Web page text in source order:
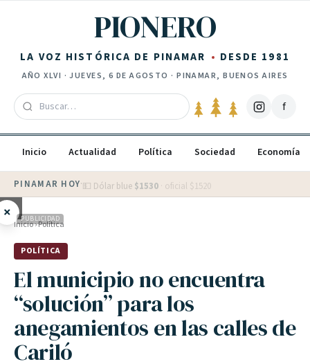
PIONERO
LA VOZ HISTÓRICA DE PINAMAR DESDE 1981
AÑOXLVI ·JUEVES, 6 DE AGOSTO · PINAMAR, BUENOS AIRES
f
Inicio Actualidad Política Sociedad Economía
PINAMAR HOY·💵 Dólar blue $1530 · oficial $ 1520
× PUBLICIDAD
Inicio›Política
POLÍTICA
El municipio no encuentra
“solución” para los
anegamientos en las calles de
Cariló